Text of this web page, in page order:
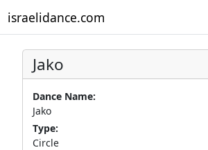
israelidance.com
Jako
Dance Name:
Jako
Type:
Circle